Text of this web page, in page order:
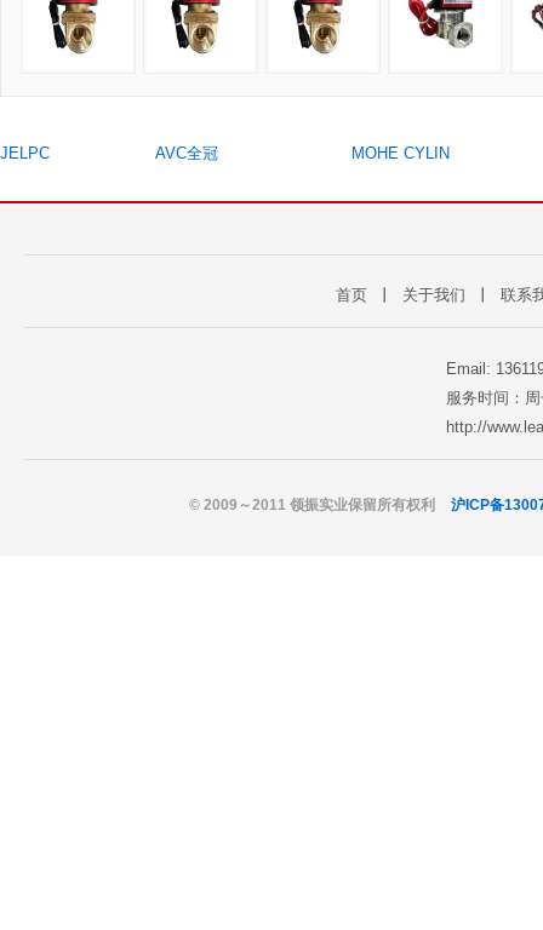
JELPC AVC全冠 MOHE CYLIN
首页 关于我们 联系
Email:
服务时间：
http://
© 2009～2011 领振实业保留所有权利 沪ICP备